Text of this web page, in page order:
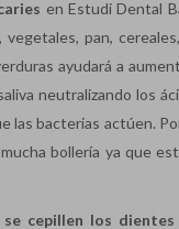
en Estudi Dental
pan,
ayudará a
neutralizando los
las bacterias actúen.
bollería ya que
cepillen los dientes